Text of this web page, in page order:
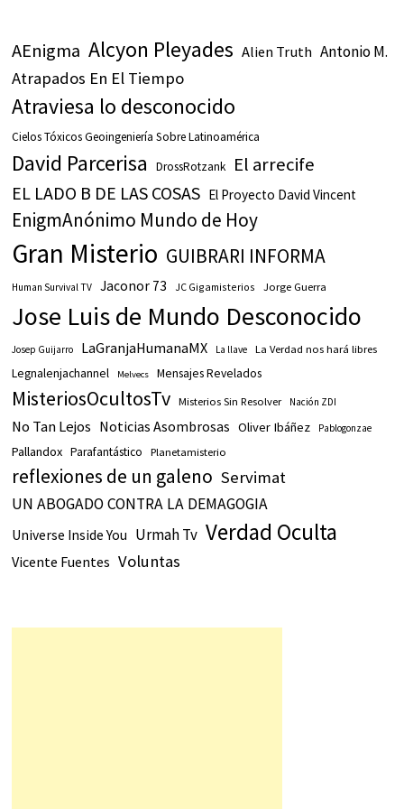
AEnigma Alcyon Pleyades Alien Truth Antonio M.
Atrapados En El Tiempo
Atraviesa lo desconocido
Cielos Tóxicos Geoingeniería Sobre Latinoamérica
David Parcerisa DrossRotzank El arrecife
EL LADO B DE LAS COSAS El Proyecto David Vincent
EnigmAnónimo Mundo de Hoy
Gran Misterio GUIBRARI INFORMA
Human Survival TV Jaconor 73 JC Gigamisterios Jorge Guerra
Jose Luis de Mundo Desconocido
Josep Guijarro LaGranjaHumanaMX La llave La Verdad nos hará libres
Legnalenjachannel Melvecs Mensajes Revelados
MisteriosOcultosTv Misterios Sin Resolver Nación ZDI
No Tan Lejos Noticias Asombrosas Oliver Ibáñez Pablogonzae
Pallandox Parafantástico Planetamisterio
reflexiones de un galeno Servimat
UN ABOGADO CONTRA LA DEMAGOGIA
Universe Inside You Urmah Tv Verdad Oculta
Vicente Fuentes Voluntas